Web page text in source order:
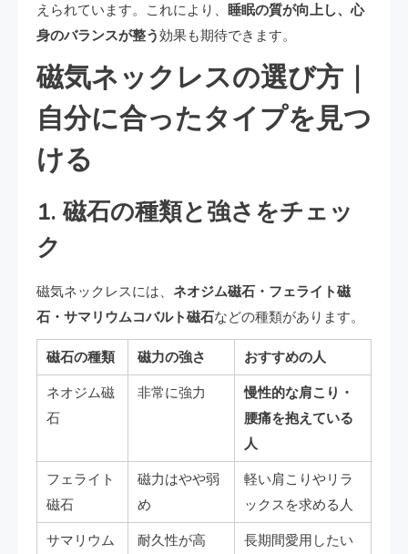
えられています。これにより、
睡眠の質が向上し、心
身のバランスが整う効果も期待できます。
磁気ネックレスの選び方｜
自分に合ったタイプを見つ
ける
1. 磁石の種類と強さをチェッ
ク
磁気ネックレスには、 ネオジム磁石・フェライト磁
石・サマリウムコバルト磁石などの種類があります。
磁石の種類 磁力の強さ おすすめの人
ネオジム磁
石
非常に強力
慢性的な肩こり・
腰痛を抱えている
人
フェライト
磁石
磁力はやや弱
め
軽い肩こりやリラ
ックスを求める人
サマリウム 耐久性が高 長期間愛用したい